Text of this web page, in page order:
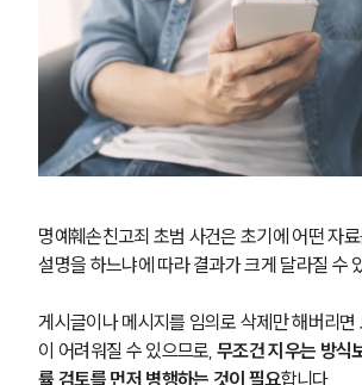
글로벌 파트너 로펌
고객의 소리
통합검색
AI대륜
업무사례
형사 주요 업무사례
사례분석/최신동향
형사 법률정보
형사소송·상담후기
명예훼손친고죄 초범 사건은 초기에 어떤 자
설명을 하느냐에 따라 결과가 크게 달라질 수
게시글이나 메시지를 임의로 삭제만 해버리면
이 어려워질 수 있으므로, 무조건 지우는 방식
률 검토를 먼저 병행하는 것이 필요합니다.